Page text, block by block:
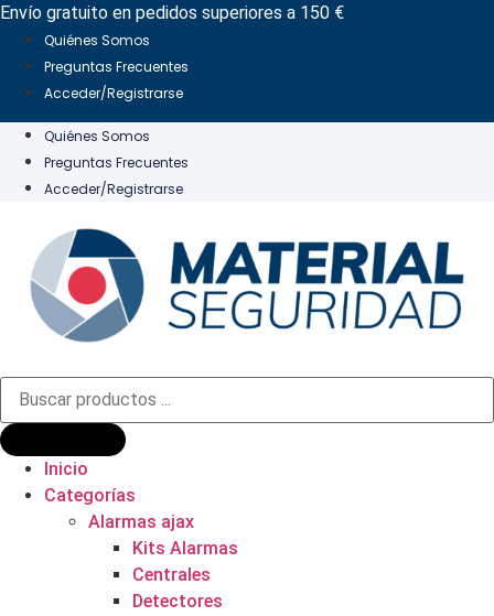
Ir
contenido
Envío gratuito en pedidos superiores a 150 €
Quiénes Somos
Preguntas Frecuentes
Acceder/Registrarse
Quiénes Somos
Preguntas Frecuentes
Acceder/Registrarse
Búsqueda
productos
Inicio
Categorías
Alarmas ajax
Kits Alarmas
Centrales
Detectores